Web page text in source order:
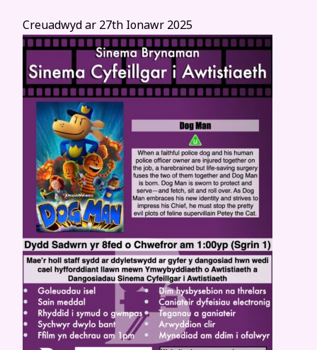
Creuadwyd ar 27th Ionawr 2025